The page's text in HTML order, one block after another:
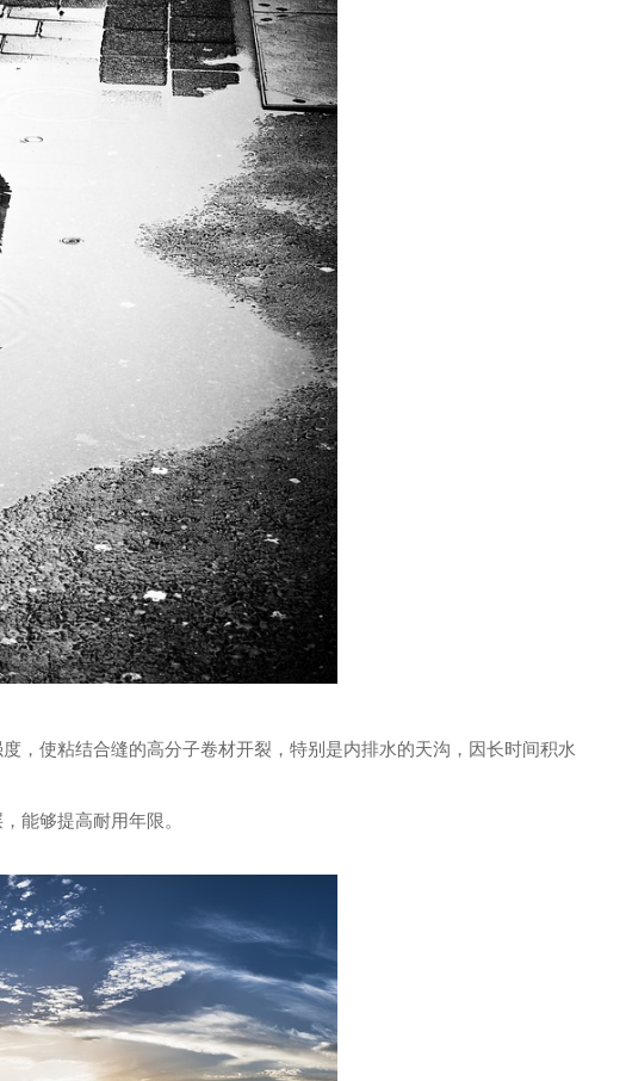
，使粘结合缝的高分子卷材开裂，特别是内排水的天沟，因长时间积水
能够提高耐用年限。